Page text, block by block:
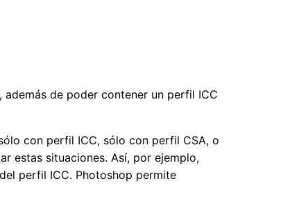
de poder contener un perfil ICC
con perfil ICC, sólo con perfil CSA, o
estas situaciones. Así, por ejemplo,
perfil ICC. Photoshop permite